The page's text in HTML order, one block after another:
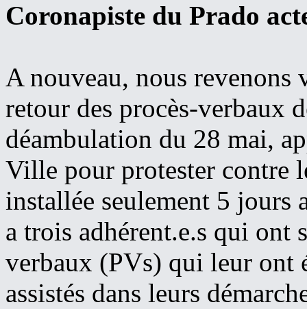
Coronapiste du Prado
A nouveau, nous revenons
retour des procès-verbaux
déambulation du 28 mai,
Ville pour protester contre
installée seulement 5
a trois adhérent.e.s qui ont
verbaux (PVs) qui leur ont
assistés dans leurs